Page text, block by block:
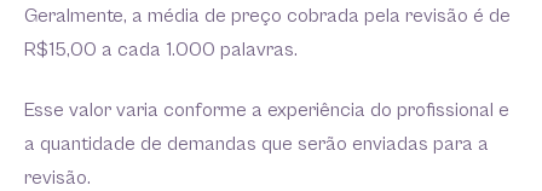
Geralmente, a média de preço cobrada pela revisão é de
R$15,00 a cada 1.000 palavras.
Esse valor varia conforme a experiência do profissional e
a quantidade de demandas que serão enviadas para a
revisão.